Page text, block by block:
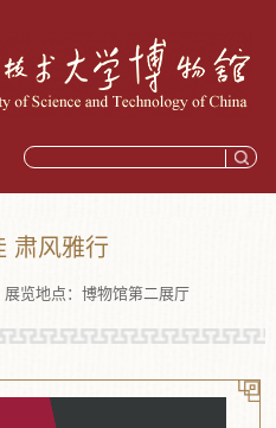
肃风雅行
展览地点：博物馆第二展厅